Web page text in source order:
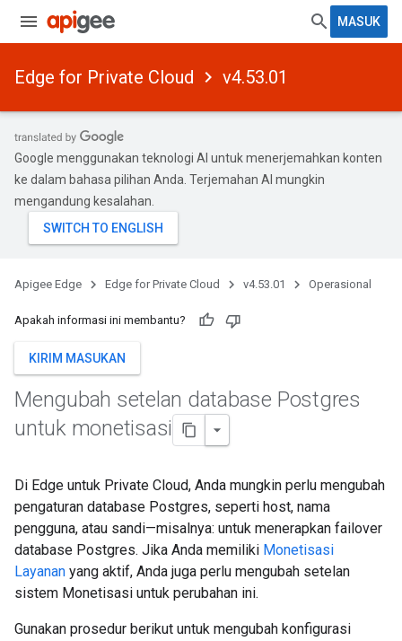
MASUK
Edge for Private Cloud v4.53.01
Google menggunakan teknologi AI untuk menerjemahkan konten
ke dalam bahasa pilihan Anda. Terjemahan AI mungkin
mengandung kesalahan.
Apigee Edge Edge for Private Cloud v4.53.01 Operasional
Apakah informasi ini membantu?
KIRIM MASUKAN
Mengubah setelan database Postgres
untuk monetisasi
Di Edge untuk Private Cloud, Anda mungkin perlu mengubah
pengaturan database Postgres, seperti host, nama
pengguna, atau sandi—misalnya: untuk menerapkan failover
database Postgres. Jika Anda memiliki Monetisasi
Layanan yang aktif, Anda juga perlu mengubah setelan
sistem Monetisasi untuk perubahan ini.
Gunakan prosedur berikut untuk mengubah konfigurasi